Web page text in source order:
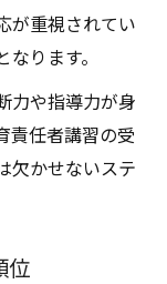
が重視されてい
ります。
力や指導力が身
責任者講習の受
欠かせないステ
位